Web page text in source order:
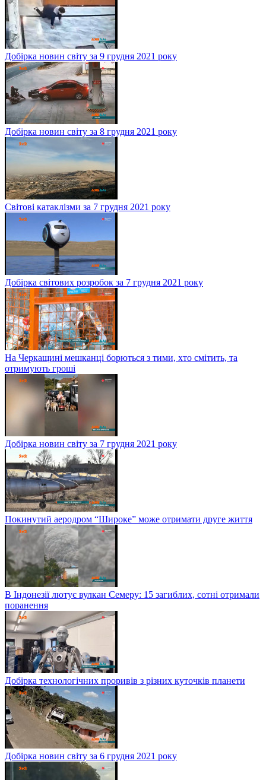
Добірка новин світу за 9 грудня 2021 року
Добірка новин світу за 8 грудня 2021 року
Світові катаклізми за 7 грудня 2021 року
Добірка світових розробок за 7 грудня 2021 року
На Черкащині мешканці борються з тими, хто смітить, та
отримують гроші
Добірка новин світу за 7 грудня 2021 року
Покинутий аеродром “Широке” може отримати друге життя
В Індонезії лютує вулкан Семеру: 15 загиблих, сотні отримали
поранення
Добірка технологічних проривів з різних куточків планети
Добірка новин світу за 6 грудня 2021 року